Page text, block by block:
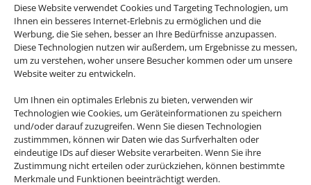
Diese Website verwendet Cookies und Targeting Technologien, um
Ihnen ein besseres Internet-Erlebnis zu ermöglichen und die
Werbung, die Sie sehen, besser an Ihre Bedürfnisse anzupassen.
Diese Technologien nutzen wir außerdem, um Ergebnisse zu messen,
um zu verstehen, woher unsere Besucher kommen oder um unsere
Website weiter zu entwickeln.
Um Ihnen ein optimales Erlebnis zu bieten, verwenden wir
Technologien wie Cookies, um Geräteinformationen zu speichern
und/oder darauf zuzugreifen. Wenn Sie diesen Technologien
zustimmmen, können wir Daten wie das Surfverhalten oder
eindeutige IDs auf dieser Website verarbeiten. Wenn Sie ihre
Zustimmung nicht erteilen oder zurückziehen, können bestimmte
Merkmale und Funktionen beeinträchtigt werden.